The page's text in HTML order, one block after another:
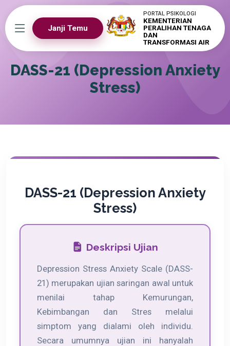
PORTAL PSIKOLOGI
KEMENTERIAN
PERALIHAN TENAGA
DAN
TRANSFORMASI AIR
Janji Temu
DASS-21 (Depression Anxiety
Stress)
DASS-21 (Depression Anxiety
Stress)
Deskripsi Ujian
Depression Stress Anxiety Scale (DASS-
21) merupakan ujian saringan awal untuk
menilai tahap Kemurungan,
Kebimbangan dan Stres melalui
simptom yang dialami oleh individu.
Secara umumnya ujian ini hanyalah